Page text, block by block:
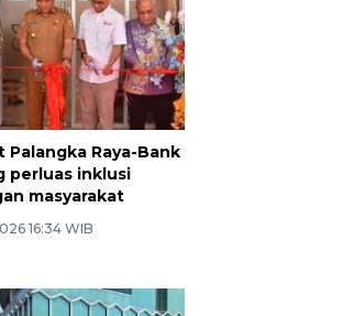
Palangka Raya-Bank
perluas inklusi
masyarakat
16:34 WIB